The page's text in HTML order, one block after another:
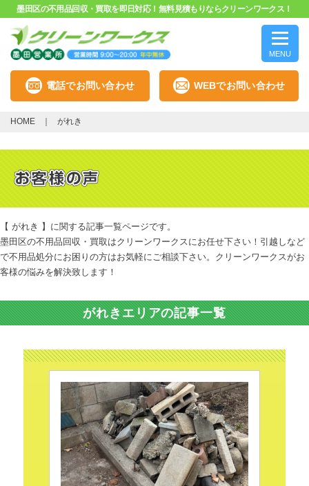
墨田区の不用品回収・買取を即日対応！無料見積もりならクリーンワークス！
MENU
電話でお問い合わせ WEBでお問い合わせ
HOME がれき
【 がれき 】に関する記事一覧ページです。
墨田区の不用品回収・買取はクリーンワークスにお任せ下さい！引越しなど
で不用品処分にお困りの方はお気軽にご相談下さい。クリーンワークスがお
客様の悩みを解決致します！
がれきエリアの記事一覧